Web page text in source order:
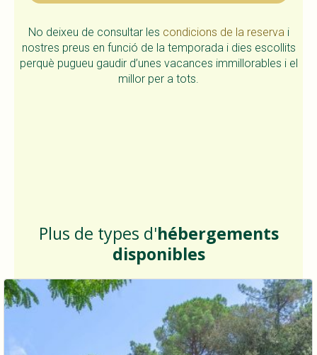
No deixeu de consultar les condicions de la reservai
nostres preus en funció de la temporada i dies escollits
perquè pugueu gaudir d’unes vacances immillorables i el
millor per a tots.
Plus de types d'hébergements
disponibles